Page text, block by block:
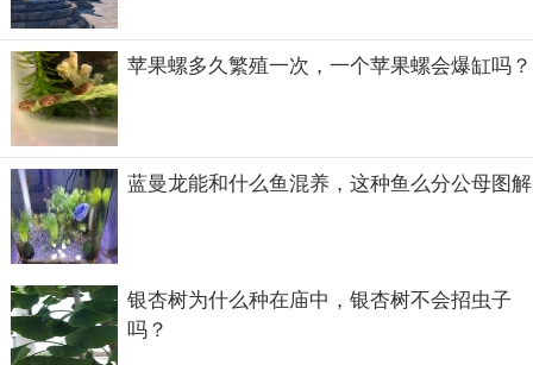
伴都发现自己手臂中间有一颗痣，并开始分享照片，竟然有
苹果螺多久繁殖一次，一个苹果螺会爆缸吗？
蓝曼龙能和什么鱼混养，这种鱼么分公母图解
银杏树为什么种在庙中，银杏树不会招虫子
吗？